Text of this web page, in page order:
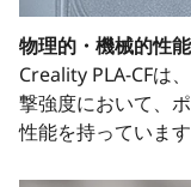
物理的・機械的性
Creality PLA-CFは
撃強度において、
性能を持っています